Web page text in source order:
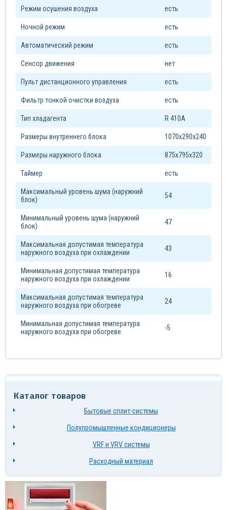
Режим осушения воздуха есть
Ночной режим есть
Автоматический режим есть
Сенсор движения нет
Пульт дистанционного управления есть
Фильтр тонкой очистки воздуха есть
Тип xладагента R 410A
Размеры внутреннего блока 1070х290х240
Размеры наружного блока 875х795х320
Таймер есть
Максимальный уровень шума (наружний
блок)
54
Минимальный уровень шума (наружний
блок)
47
Максимальная допустимая температура
наружного воздуха при охлаждении
43
Минимальная допустимая температура
наружного воздуха при охлаждении
16
Максимальная допустимая температура
наружного воздуха при обогреве
24
Минимальная допустимая температура
наружного воздуха при обогреве
-5
Каталог товаров
Бытовые сплит-системы
Полупромышленные кондиционеры
VRF и VRV системы
Расходный материал